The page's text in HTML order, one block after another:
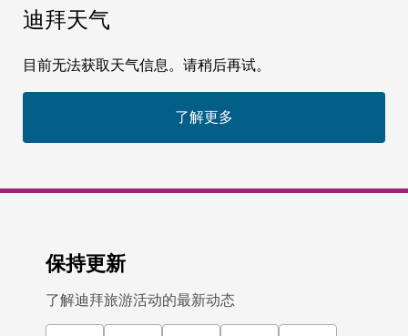
迪拜天气
目前无法获取天气信息。请稍后再试。
了解更多
保持更新
了解迪拜旅游活动的最新动态